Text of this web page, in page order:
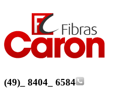
(49) 8404
6584